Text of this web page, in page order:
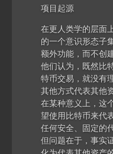
项目起源
在更人类学的层面
的一个意识形态子
额外功能，而不创
他们认为，既然比
特币交易，就没有
其他方式代表其他资
在某种意义上，这
望使用比特币来代
任何安全、固定的
但问题在于，事实